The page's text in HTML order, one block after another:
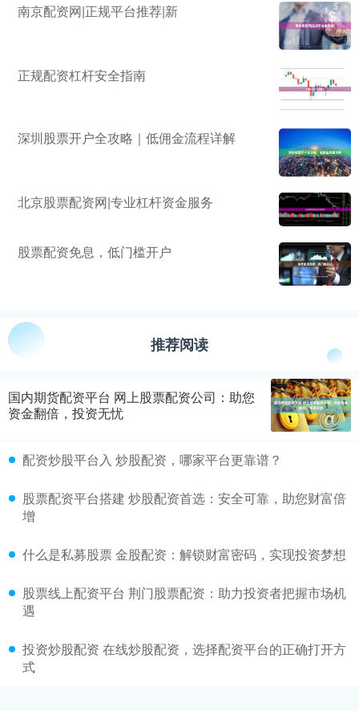
南京配资网|正规平台推荐|新
正规配资杠杆安全指南
深圳股票开户全攻略｜低佣金流程详解
北京股票配资网|专业杠杆资金服务
股票配资免息，低门槛开户
推荐阅读
国内期货配资平台 网上股票配资公司：助您
资金翻倍，投资无忧
配资炒股平台入 炒股配资，哪家平台更靠谱？
股票配资平台搭建 炒股配资首选：安全可靠，助您财富倍
增
什么是私募股票 金股配资：解锁财富密码，实现投资梦想
股票线上配资平台 荆门股票配资：助力投资者把握市场机
遇
投资炒股配资 在线炒股配资，选择配资平台的正确打开方
式